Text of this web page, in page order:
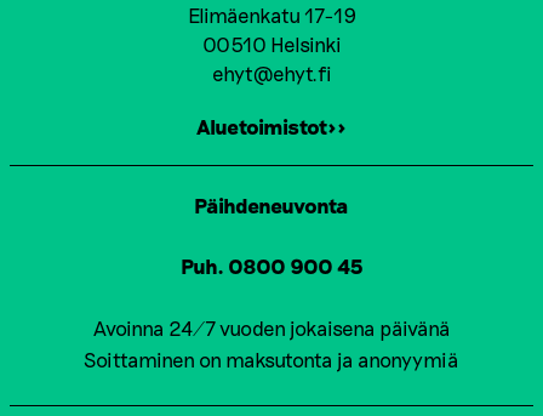
Elimäenkatu 17-19
00510 Helsinki
ehyt@ehyt.fi
Aluetoimistot>>
Päihdeneuvonta
Puh. 0800 900 45
Avoinna 24/7 vuoden jokaisena päivänä
Soittaminen on maksutonta ja anonyymiä